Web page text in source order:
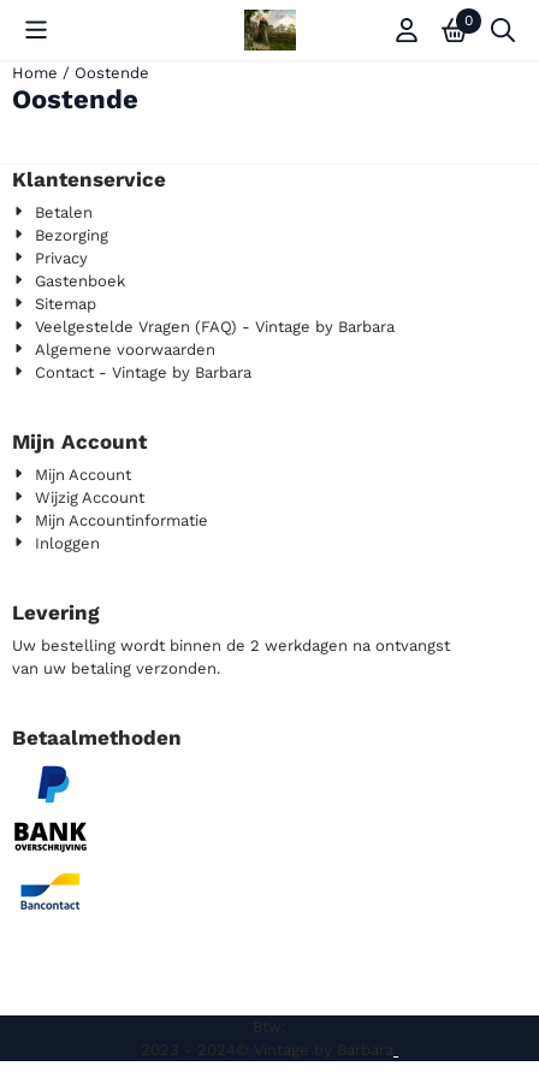
Cookievoorkeuren zijn momenteel gesloten. 0
Home / Oostende
Oostende
Klantenservice
Betalen
Bezorging
Privacy
Gastenboek
Sitemap
Veelgestelde Vragen (FAQ) - Vintage by Barbara
Algemene voorwaarden
Contact - Vintage by Barbara
Mijn Account
Mijn Account
Wijzig Account
Mijn Accountinformatie
Inloggen
Levering
Uw bestelling wordt binnen de 2 werkdagen na ontvangst
van uw betaling verzonden.
Betaalmethoden
Btw:
2023 - 2024© Vintage by Barbara